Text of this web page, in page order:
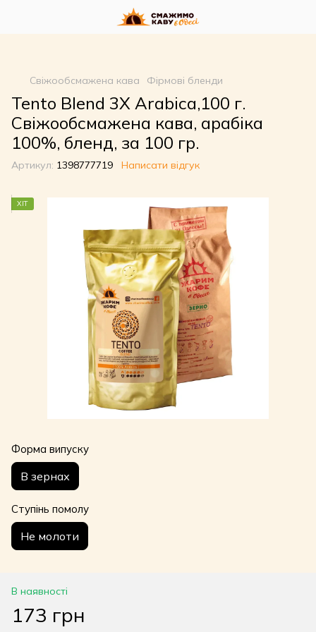
verification=n_oqqzEuRZVD6qDx7SNQHsLwvI3fyvGpp6NDxkCDdVU
Свіжообсмажена кава Фірмові бленди
Tento Blend 3X Arabica,100 г.
Свіжообсмажена кава, арабіка
100%, бленд, за 100 гр.
Артикул: 1398777719 Написати відгук
ХІТ
Форма випуску
В зернах
Ступінь помолу
Не молоти
В наявності
173 грн